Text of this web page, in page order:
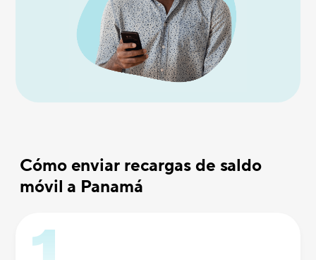
Cómo enviar recargas de saldo
móvil a Panamá